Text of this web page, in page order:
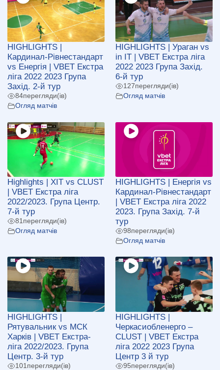
HIGHLIGHTS |
Кардинал-Рівнестандарт
vs Енергія | VBET Екстра
ліга 2022 2023 Група
Захід. 2-й тур
84перегляди(ів)
Огляд матчів
HIGHLIGHTS | Ураган vs
in IT | VBET Екстра ліга
2022 2023 Група Захід.
6-й тур
127перегляди(ів)
Огляд матчів
Highlights | ХІТ vs CLUST
| VBET Екстра ліга
2022/2023. Група Центр.
7-й тур
81 перегляди(ів)
Огляд матчів
HIGHLIGHTS | Енергія vs
Кардинал-Рівнеcтандарт
| VBET Екстра ліга 2022
2023. Група Захід. 7-й
тур
98перегляди(ів)
Огляд матчів
HIGHLIGHTS |
Рятувальник vs МСК
Харків | VBET Екстра-
ліга 2022/2023. Група
Центр. 3-й тур
101 перегляди(ів)
HIGHLIGHTS |
Черкасиобленерго –
CLUST | VBET Екстра
ліга 2022 2023 Група
Центр 3 й тур
95перегляди(ів)